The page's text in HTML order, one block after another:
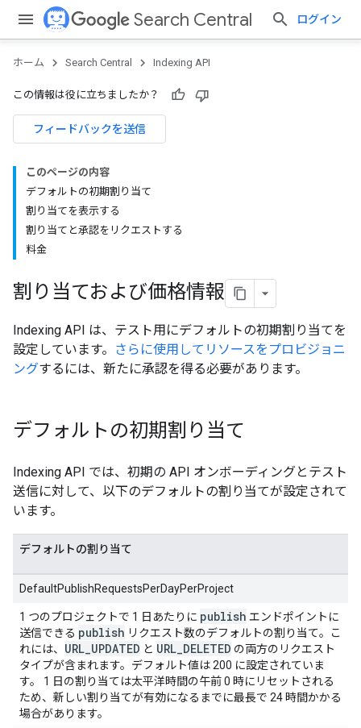
Search Central ログイン
ホーム Search Central Indexing API
この情報は役に立ちましたか？
フィードバックを送信
このページの内容
デフォルトの初期割り当て
割り当てを表示する
割り当てと承認をリクエストする
料金
割り当ておよび価格情報
Indexing API は、テスト用にデフォルトの初期割り当てを
設定しています。
さらに使用してリソースをプロビジョニ
ングするには、新たに承認を得る必要があります。
デフォルトの初期割り当て
Indexing API では、初期の API オンボーディングとテスト
送信に対して、以下のデフォルトの割り当てが設定されて
います。
デフォルトの割り当て
DefaultPublishRequestsPerDayPerProject
1 つのプロジェクトで 1 日あたりに publish エンドポイントに
送信できる publish リクエスト数のデフォルトの割り当て。こ
れには、 URL UPDATED と URL DELETED の両方のリクエスト
タイプが含まれます。デフォルト値は 200 に設定されていま
す。 1 日の割り当ては太平洋時間の午前 0 時にリセットされる
ため、新しい割り当てが有効になるまでに最長で 24 時間かかる
場合があります。